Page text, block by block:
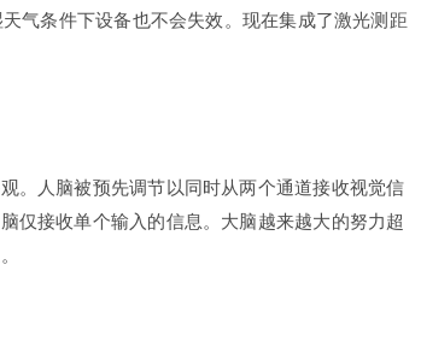
气条件下设备也不会失效。现在集成了激光测距
。人脑被预先调节以同时从两个通道接收视觉信
仅接收单个输入的信息。大脑越来越大的努力超